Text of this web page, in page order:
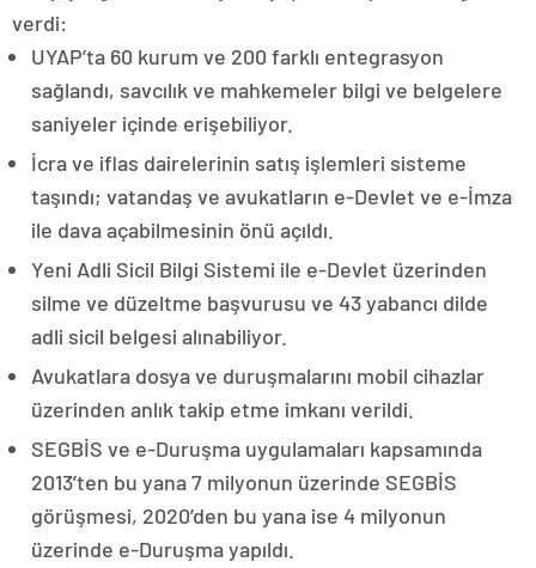
verdi:
UYAP’ta 60 kurum ve 200 farklı entegrasyon
sağlandı, savcılık ve mahkemeler bilgi ve belgelere
saniyeler içinde erişebiliyor.
İcra ve iflas dairelerinin satış işlemleri sisteme
taşındı; vatandaş ve avukatların e-Devlet ve e-İmza
ile dava açabilmesinin önü açıldı.
Yeni Adli Sicil Bilgi Sistemi ile e-Devlet üzerinden
silme ve düzeltme başvurusu ve 43 yabancı dilde
adli sicil belgesi alınabiliyor.
Avukatlara dosya ve duruşmalarını mobil cihazlar
üzerinden anlık takip etme imkanı verildi.
SEGBİS ve e-Duruşma uygulamaları kapsamında
2013’ten bu yana 7 milyonun üzerinde SEGBİS
görüşmesi, 2020’den bu yana ise 4 milyonun
üzerinde e-Duruşma yapıldı.